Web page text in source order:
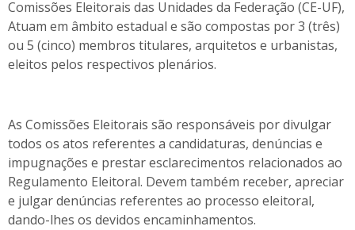
Comissões Eleitorais das Unidades da Federação (CE-UF),
Atuam em âmbito estadual e são compostas por 3 (três)
ou 5 (cinco) membros titulares, arquitetos e urbanistas,
eleitos pelos respectivos plenários.
As Comissões Eleitorais são responsáveis por divulgar
todos os atos referentes a candidaturas, denúncias e
impugnações e prestar esclarecimentos relacionados ao
Regulamento Eleitoral. Devem também receber, apreciar
e julgar denúncias referentes ao processo eleitoral,
dando-lhes os devidos encaminhamentos.